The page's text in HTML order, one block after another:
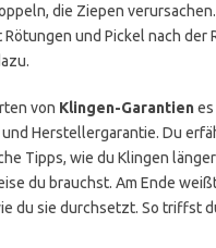
die Ziepen
und Pickel nach der
von Klingen-Garantienes
Herstellergarantie. Du
Tipps, wie du Klingen
du brauchst. Am Ende
du sie durchsetzt. So triffst